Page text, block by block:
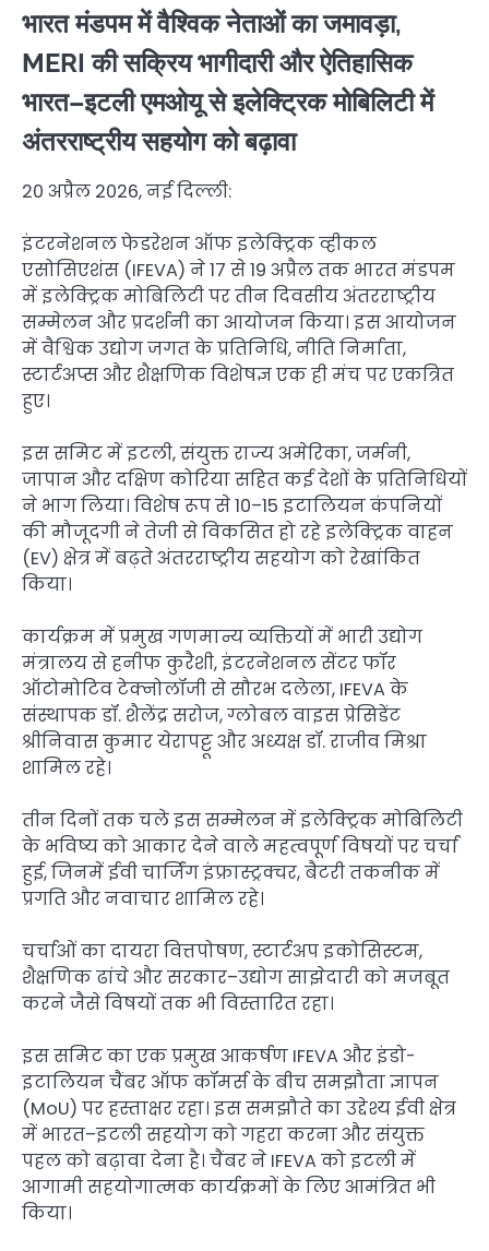
भारत मंडपम में वैश्विक नेताओं का जमावड़ा,
MERI की सक्रिय भागीदारी और ऐतिहासिक
भारत–इटली एमओयू से इलेक्ट्रिक मोबिलिटी में
अंतरराष्ट्रीय सहयोग को बढ़ावा
20 अप्रैल 2026, नई दिल्ली:
इंटरनेशनल फेडरेशन ऑफ इलेक्ट्रिक व्हीकल
एसोसिएशंस (IFEVA) ने 17 से 19 अप्रैल तक भारत मंडपम
में इलेक्ट्रिक मोबिलिटी पर तीन दिवसीय अंतरराष्ट्रीय
सम्मेलन और प्रदर्शनी का आयोजन किया। इस आयोजन
में वैश्विक उद्योग जगत के प्रतिनिधि, नीति निर्माता,
स्टार्टअप्स और शैक्षणिक विशेषज्ञ एक ही मंच पर एकत्रित
हुए।
इस समिट में इटली, संयुक्त राज्य अमेरिका, जर्मनी,
जापान और दक्षिण कोरिया सहित कई देशों के प्रतिनिधियों
ने भाग लिया। विशेष रूप से 10–15 इटालियन कंपनियों
की मौजूदगी ने तेजी से विकसित हो रहे इलेक्ट्रिक वाहन
(EV) क्षेत्र में बढ़ते अंतरराष्ट्रीय सहयोग को रेखांकित
किया।
कार्यक्रम में प्रमुख गणमान्य व्यक्तियों में भारी उद्योग
मंत्रालय से हनीफ कुरैशी, इंटरनेशनल सेंटर फॉर
ऑटोमोटिव टेक्नोलॉजी से सौरभ दलेला, IFEVA के
संस्थापक डॉ. शैलेंद्र सरोज, ग्लोबल वाइस प्रेसिडेंट
श्रीनिवास कुमार येरापट्टू और अध्यक्ष डॉ. राजीव मिश्रा
शामिल रहे।
तीन दिनों तक चले इस सम्मेलन में इलेक्ट्रिक मोबिलिटी
के भविष्य को आकार देने वाले महत्वपूर्ण विषयों पर चर्चा
हुई, जिनमें ईवी चार्जिंग इंफ्रास्ट्रक्चर, बैटरी तकनीक में
प्रगति और नवाचार शामिल रहे।
चर्चाओं का दायरा वित्तपोषण, स्टार्टअप इकोसिस्टम,
शैक्षणिक ढांचे और सरकार–उद्योग साझेदारी को मजबूत
करने जैसे विषयों तक भी विस्तारित रहा।
इस समिट का एक प्रमुख आकर्षण IFEVA और इंडो-
इटालियन चैंबर ऑफ कॉमर्स के बीच समझौता ज्ञापन
(MoU) पर हस्ताक्षर रहा। इस समझौते का उद्देश्य ईवी क्षेत्र
में भारत–इटली सहयोग को गहरा करना और संयुक्त
पहल को बढ़ावा देना है। चैंबर ने IFEVA को इटली में
आगामी सहयोगात्मक कार्यक्रमों के लिए आमंत्रित भी
किया।